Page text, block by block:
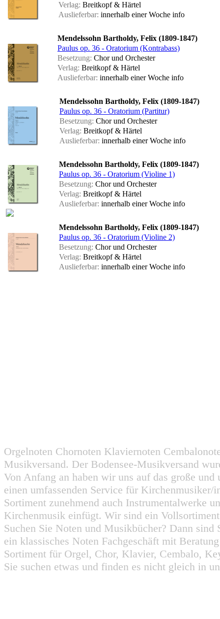
Verlag: Breitkopf & Härtel
Auslieferbar: innerhalb einer Woche info
Mendelssohn Bartholdy, Felix (1809-1847)
Paulus op. 36 - Oratorium (Kontrabass)
Besetzung: Chor und Orchester
Verlag: Breitkopf & Härtel
Auslieferbar: innerhalb einer Woche info
Mendelssohn Bartholdy, Felix (1809-1847)
Paulus op. 36 - Oratorium (Partitur)
Besetzung: Chor und Orchester
Verlag: Breitkopf & Härtel
Auslieferbar: innerhalb einer Woche info
Mendelssohn Bartholdy, Felix (1809-1847)
Paulus op. 36 - Oratorium (Violine 1)
Besetzung: Chor und Orchester
Verlag: Breitkopf & Härtel
Auslieferbar: innerhalb einer Woche info
Mendelssohn Bartholdy, Felix (1809-1847)
Paulus op. 36 - Oratorium (Violine 2)
Besetzung: Chor und Orchester
Verlag: Breitkopf & Härtel
Auslieferbar: innerhalb einer Woche info
Orgelnoten Chornoten Klaviernoten
Musikversand. Der Bodensee-Musikversand
Von Anfang an haben wir uns auf das große
einen umfassenden Service für
Sortiment zunehmend auch Instrumentalwerke
Kirchenmusik einfügt. Wir sind ein
Suchen Sie Noten und Musikbücher? Dann
ein klassisches Noten Fachgeschäft mit
Sortiment für Orgel, Chor, Klavier, Cembalo,
Sie suchen etwas und finden es nicht gleich in